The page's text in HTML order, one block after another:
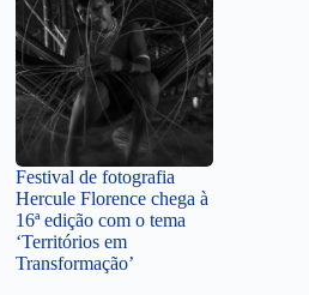
Festival de fotografia
Hercule Florence chega à
16ª edição com o tema
‘Territórios em
Transformação’